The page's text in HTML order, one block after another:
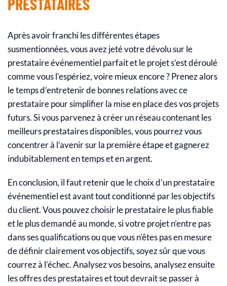
Après avoir franchi les différentes étapes
susmentionnées, vous avez jeté votre dévolu sur le
prestataire événementiel parfait et le projet s’est déroulé
comme vous l’espériez, voire mieux encore ? Prenez alors
le temps d’entretenir de bonnes relations avec ce
prestataire pour simplifier la mise en place des vos projets
futurs. Si vous parvenez à créer un réseau contenant les
meilleurs prestataires disponibles, vous pourrez vous
concentrer à l’avenir sur la première étape et gagnerez
indubitablement en temps et en argent.
En conclusion, il faut retenir que le choix d’un prestataire
événementiel est avant tout conditionné par les objectifs
du client. Vous pouvez choisir le prestataire le plus fiable
et le plus demandé au monde, si votre projet n’entre pas
dans ses qualifications ou que vous n’êtes pas en mesure
de définir clairement vos objectifs, soyez sûr que vous
courrez à l’échec. Analysez vos besoins, analysez ensuite
les offres des prestataires et tout devrait se passer à